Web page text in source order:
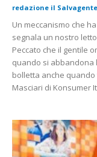
redazione il Salvagente
Un meccanismo che
segnala un nostro
Peccato che il gentile
quando si abbandona
bolletta anche
Masciari di Konsumer